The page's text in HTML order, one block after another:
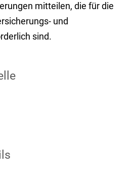
mitteilen, die für die
und
sind.